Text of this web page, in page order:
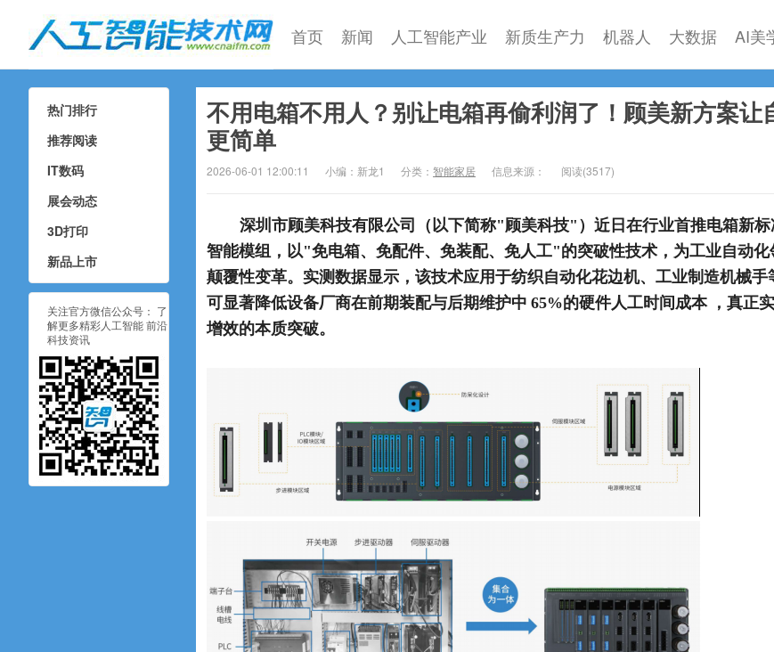
人工智能技术网
首页 新闻 人工智能产业 新质生产力 机器人 大数据 AI美
不用电箱不用人？别让电箱再偷利润了！顾美新方案让
更简单
2026-06-01 12:00:11 小编：新龙1 分类： 智能家居 信息来源： 阅读(3517)
深圳市顾美科技有限公司（以下简称"顾美科技"）近日在行业首推电箱新
智能模组，以"免电箱、免配件、免装配、免人工"的突破性技术，为工业自动化
颠覆性变革。实测数据显示，该技术应用于纺织自动化花边机、工业制造机械手
可显著降低设备厂商在前期装配与后期维护中 65%的硬件人工时间成本 ，真正
增效的本质突破。
热门排行
推荐阅读
IT数码
展会动态
3D打印
新品上市
关注官方微信公众号： 了
解更多精彩人工智能 前沿
科技资讯